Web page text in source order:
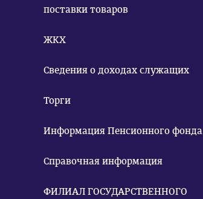
поставки товаров
ЖКХ
Сведения о доходах служащих
Торги
Информация Пенсионного фонда
Справочная информация
ФИЛИАЛ ГОСУДАРСТВЕННОГО